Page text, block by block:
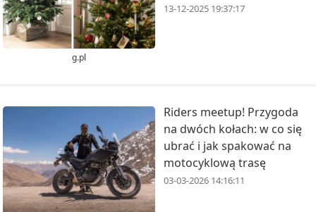
g.pl
13-12-2025 19:37:17
Riders meetup! Przygoda
na dwóch kołach: w co się
ubrać i jak spakować na
motocyklową trasę
03-03-2026 14:16:11